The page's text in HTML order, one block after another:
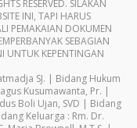
RESERVED. SILAKAN
INI, TAPI HARUS
PEMAKAIAN DOKUMEN
SEBAGIAN
UNTUK KEPENTINGAN
SJ. | Bidang Hukum
Kusumawanta, Pr. |
Boli Ujan, SVD | Bidang
Keluarga : Rm. Dr.